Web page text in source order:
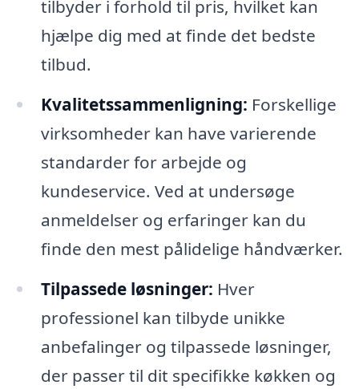
tilbyder i forhold til pris, hvilket kan
hjælpe dig med at finde det bedste
tilbud.
Kvalitetssammenligning: Forskellige
virksomheder kan have varierende
standarder for arbejde og
kundeservice. Ved at undersøge
anmeldelser og erfaringer kan du
finde den mest pålidelige håndværker.
Tilpassede løsninger: Hver
professionel kan tilbyde unikke
anbefalinger og tilpassede løsninger,
der passer til dit specifikke køkken og